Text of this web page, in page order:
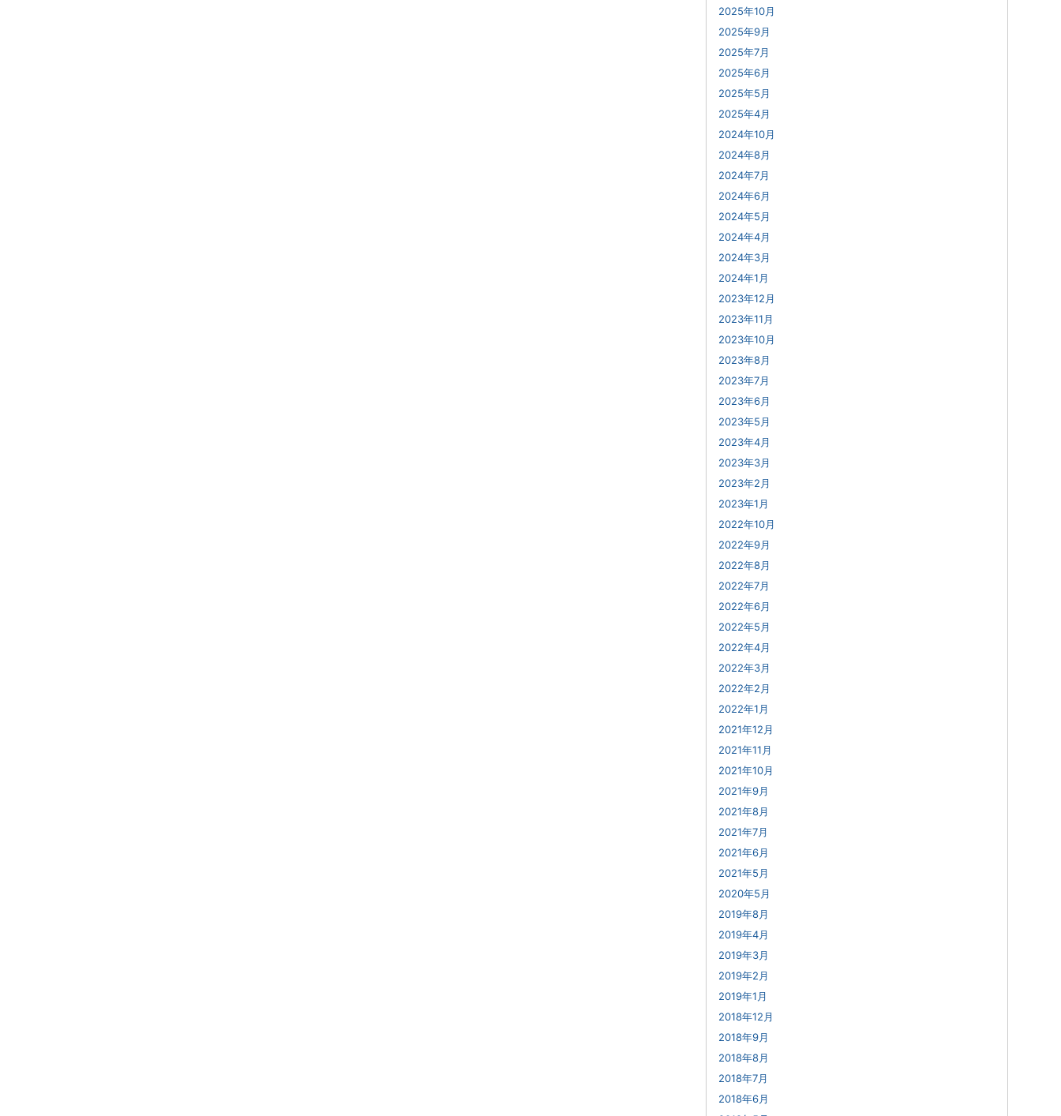
2025年10月
2025年9月
2025年7月
2025年6月
2025年5月
2025年4月
2024年10月
2024年8月
2024年7月
2024年6月
2024年5月
2024年4月
2024年3月
2024年1月
2023年12月
2023年11月
2023年10月
2023年8月
2023年7月
2023年6月
2023年5月
2023年4月
2023年3月
2023年2月
2023年1月
2022年10月
2022年9月
2022年8月
2022年7月
2022年6月
2022年5月
2022年4月
2022年3月
2022年2月
2022年1月
2021年12月
2021年11月
2021年10月
2021年9月
2021年8月
2021年7月
2021年6月
2021年5月
2020年5月
2019年8月
2019年4月
2019年3月
2019年2月
2019年1月
2018年12月
2018年9月
2018年8月
2018年7月
2018年6月